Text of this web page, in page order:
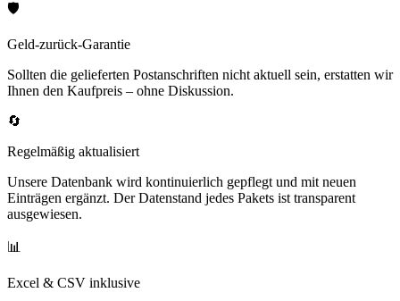
🛡️
Geld-zurück-Garantie
Sollten die gelieferten Postanschriften nicht aktuell sein, erstatten wir
Ihnen den Kaufpreis – ohne Diskussion.
🔄
Regelmäßig aktualisiert
Unsere Datenbank wird kontinuierlich gepflegt und mit neuen
Einträgen ergänzt. Der Datenstand jedes Pakets ist transparent
ausgewiesen.
📊
Excel & CSV inklusive